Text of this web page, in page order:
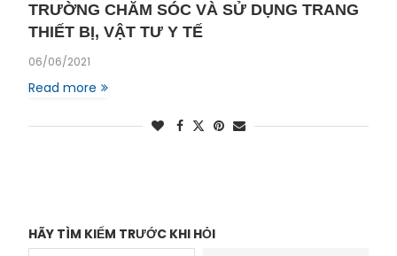
TRƯỜNG CHĂM SÓC VÀ SỬ DỤNG TRANG
THIẾT BỊ, VẬT TƯ Y TẾ
06/06/2021
Read more
HÃY TÌM KIẾM TRƯỚC KHI HỎI